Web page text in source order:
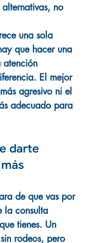
no
una sola
que hacer una
atención
El mejor
agresivo ni el
adecuado para
darte
de que vas por
la consulta
tienes. Un
rodeos, pero